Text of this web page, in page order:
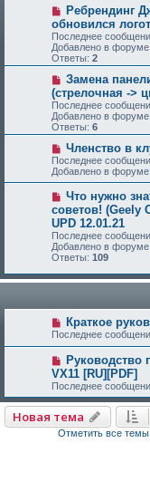
Ребрендинг
обновился
Последнее
Добавлено в форуме
Ответы: 2
Замена
(стрелочная ->
Последнее
Добавлено в форуме
Ответы: 6
Членство в
Последнее
Добавлено в форуме
Что нужно
советов! (Geely
UPD 12.01.21
Последнее
Добавлено в форуме
Ответы: 109
Краткое
Последнее
Руководство
VX11 [RU][PDF]
Последнее
Новая тема
Отметить все темы